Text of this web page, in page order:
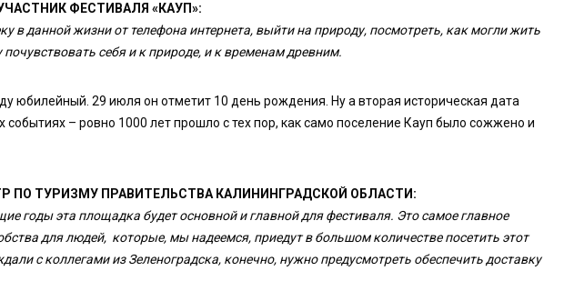
ФЕСТИВАЛЯ «КАУП»:
в данной жизни от телефона интернета, выйти на природу, посмотреть, как могли жить
себя и к природе, и к временам древним.
юбилейный. 29 июля он отметит 10 день рождения. Ну а вторая историческая дата
событиях – ровно 1000 лет прошло с тех пор, как само поселение Кауп было сожжено и
ПО ТУРИЗМУ ПРАВИТЕЛЬСТВА КАЛИНИНГРАДСКОЙ ОБЛАСТИ:
годы эта площадка будет основной и главной для фестиваля. Это самое главное
для людей, которые, мы надеемся, приедут в большом количестве посетить этот
с коллегами из Зеленоградска, конечно, нужно предусмотреть обеспечить доставку